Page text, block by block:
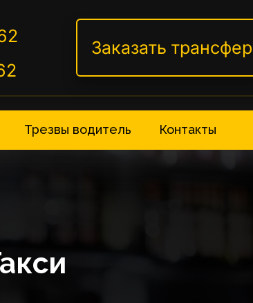
Заказать трансфер
Трезвы водитель Контакты